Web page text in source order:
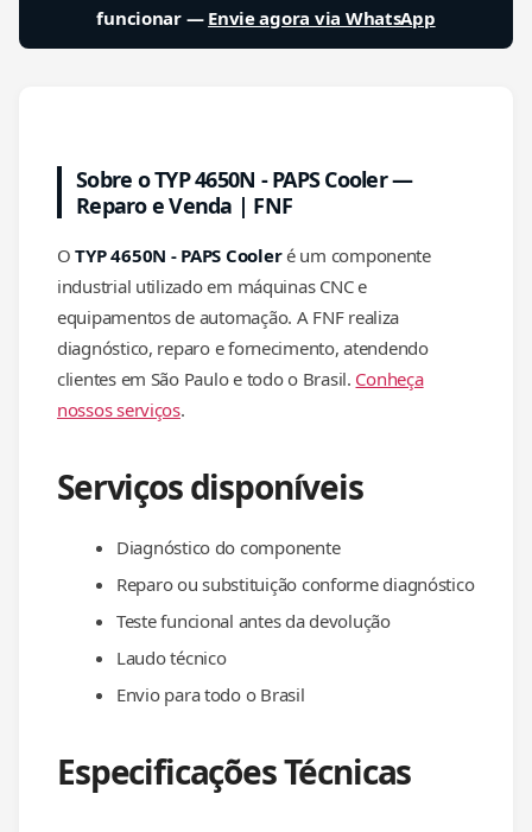
funcionar — Envie agora via WhatsApp
Sobre o TYP 4650N - PAPS Cooler —
Reparo e Venda | FNF
OTYP 4650N - PAPS Cooleré um componente
industrial utilizado em máquinas CNC e
equipamentos de automação. A FNF realiza
diagnóstico, reparo e fornecimento, atendendo
clientes em São Paulo e todo o Brasil. Conheça
nossos serviços.
Serviços disponíveis
Diagnóstico do componente
Reparo ou substituição conforme diagnóstico
Teste funcional antes da devolução
Laudo técnico
Envio para todo o Brasil
Especificações Técnicas